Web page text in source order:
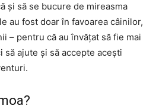
și să se bucure de mireasma
au fost doar în favoarea câinilor,
– pentru că au învățat să fie mai
ajute și să accepte acești